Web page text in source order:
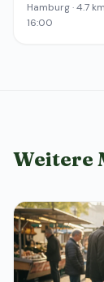
Hamburg · 4.7
16:00
Weitere